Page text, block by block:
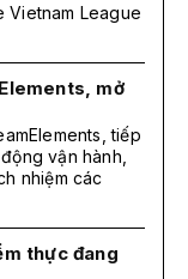
Vietnam League
mở
tiếp
vận hành,
nhiệm các
thực đang